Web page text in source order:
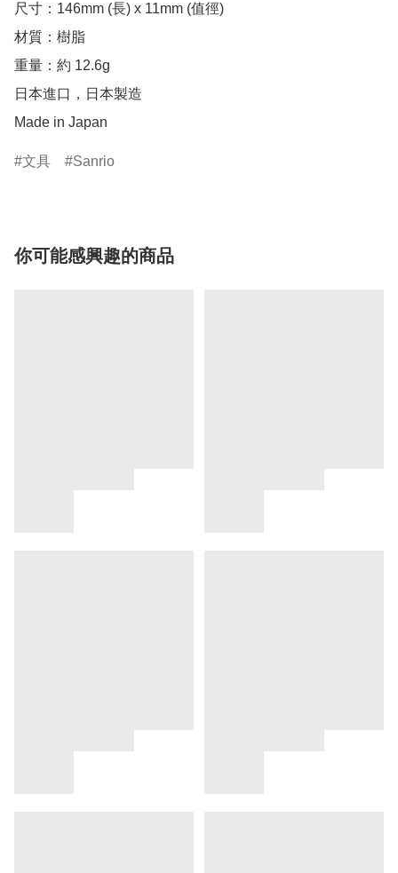
尺寸：146mm (長) x 11mm (值徑)
材質：樹脂
重量：約 12.6g
日本進口，日本製造
Made in Japan
文具 Sanrio
你可能感興趣的商品